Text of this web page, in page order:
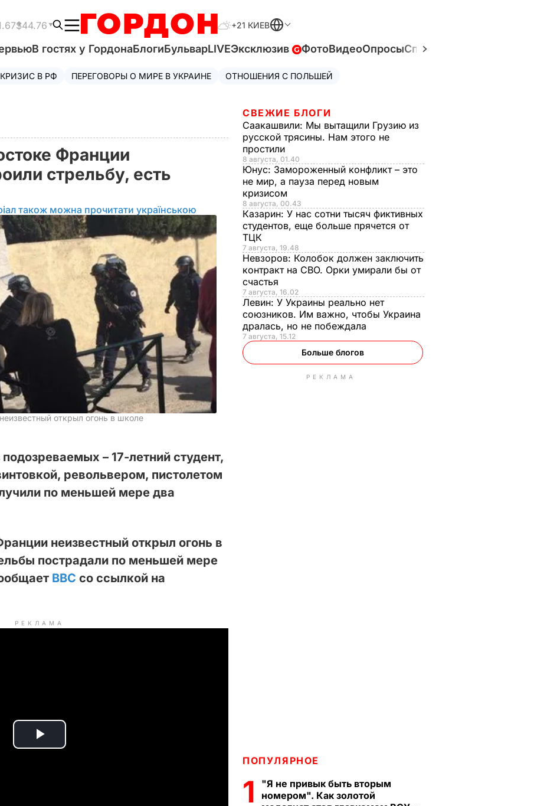
$44.76 +21 КИЕВ
В гостях у ГордонаБлогиБульварLIVEЭксклюзив ФотоВидеоОпросыСпецпроекты
В РФ ПЕРЕГОВОРЫ О МИРЕ В УКРАИНЕ ОТНОШЕНИЯ С ПОЛЬШЕЙ
Франции
стрельбу, есть
також можна прочитати українською
открыл огонь в школе
– 17-летний студент,
револьвером, пистолетом
по меньшей мере два
неизвестный открыл огонь в
пострадали по меньшей мере
BBC со ссылкой на
РЕКЛАМА
P
СВЕЖИЕ БЛОГИ
Саакашвили: Мы вытащили Грузию из
русской трясины. Нам этого не
простили
8 августа, 01.40
Юнус: Замороженный конфликт – это
не мир, а пауза перед новым
кризисом
8 августа, 00.43
Казарин: У нас сотни тысяч фиктивных
студентов, еще больше прячется от
ТЦК
7 августа, 19.48
Невзоров: Колобок должен заключить
контракт на СВО. Орки умирали бы от
счастья
7 августа, 16.02
Левин: У Украины реально нет
союзников. Им важно, чтобы Украина
дралась, но не побеждала
7 августа, 15.12
Больше блогов
РЕКЛАМА
ПОПУЛЯРНОЕ
1
"Я не привык быть вторым
номером". Как золотой